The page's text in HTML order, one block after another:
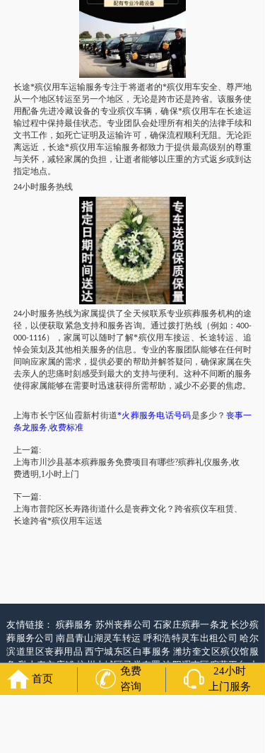
长途*殡仪用车运输服务专注于将逝者的*殡仪用车安全、尊严地
从一个地区转运至另一个地区，无论是跨市还是跨省。该服务使
用配备先进冷藏设备的专业殡仪车辆，确保*殡仪用车在长途运
输过程中保持最佳状态。专业团队会处理所有相关的法律手续和
文书工作，如死亡证明及运输许可，确保流程顺利无阻。无论距
离远近，长途*殡仪用车运输服务都致力于提供最高级别的尊重
与关怀，减轻家属的负担，让逝者能够以庄重的方式返乡或到达
指定地点。
24小时服务热线
24小时服务热线为家属提供了全天候联系专业殡葬服务机构的途
径，以便获取紧急支持和服务咨询。通过拨打热线（例如：400-
000-1116），家属可以随时了解*殡仪用车接运、长途转运、追
悼会策划及其他相关服务的信息。专业的客服团队能够在任何时
间响应家属的需求，提供必要的帮助并解答疑问，确保家属在失
去亲人的悲痛时刻感受到最大的支持与便利。这种不间断的服务
使得家属能够在需要时迅速获得所需帮助，减少不必要的焦虑。
上海市长宁区仙霞新村街道*火葬服务电话号码是多少？ 丧事一
条龙服务,收费标准
上一篇:
上海市川沙县基本殡葬服务免费项目有哪些?殡葬礼仪服务,收
费透明,1小时上门
下一篇:
上海市普陀区长寿路街道什么是丧葬文化？跨省殡仪车租赁、
长途跨省*殡仪用车运送
友情链接： 殡葬服务 苏州丧葬公司石家庄殡葬一条龙长沙殡
葬服务公司南昌青山湖灵车转运 呼和浩特灵车出租公司哈尔
滨道里区丧葬用品西宁城东区白事服务潍坊奎文区殡仪馆服
务乳山寿衣店铺杭州上城区灵堂布置沈阳浑南区殡葬平台中
国墓地网中国非急救转运网网站建设 中国殡葬一条龙网 中国
救护车网
葬花服务网
首页
免费
咨询
24小时
上门服务